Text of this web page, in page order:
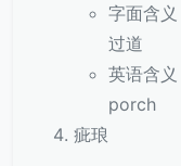
字面含
过道
英语含
porch
疵琅